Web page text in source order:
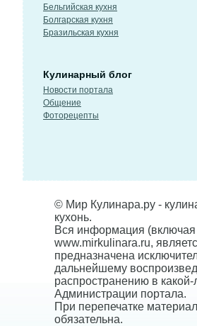
Бельгийская кухня
Болгарская кухня
Бразильская кухня
Кулинарный блог
Новости портала
Общение
Фоторецепты
© Мир Кулинара.ру -
кухонь.
Вся информация
www.mirkulinara.ru,
предназначена
дальнейшему
распространению в
Администрации портала.
При перепечатке
обязательна.